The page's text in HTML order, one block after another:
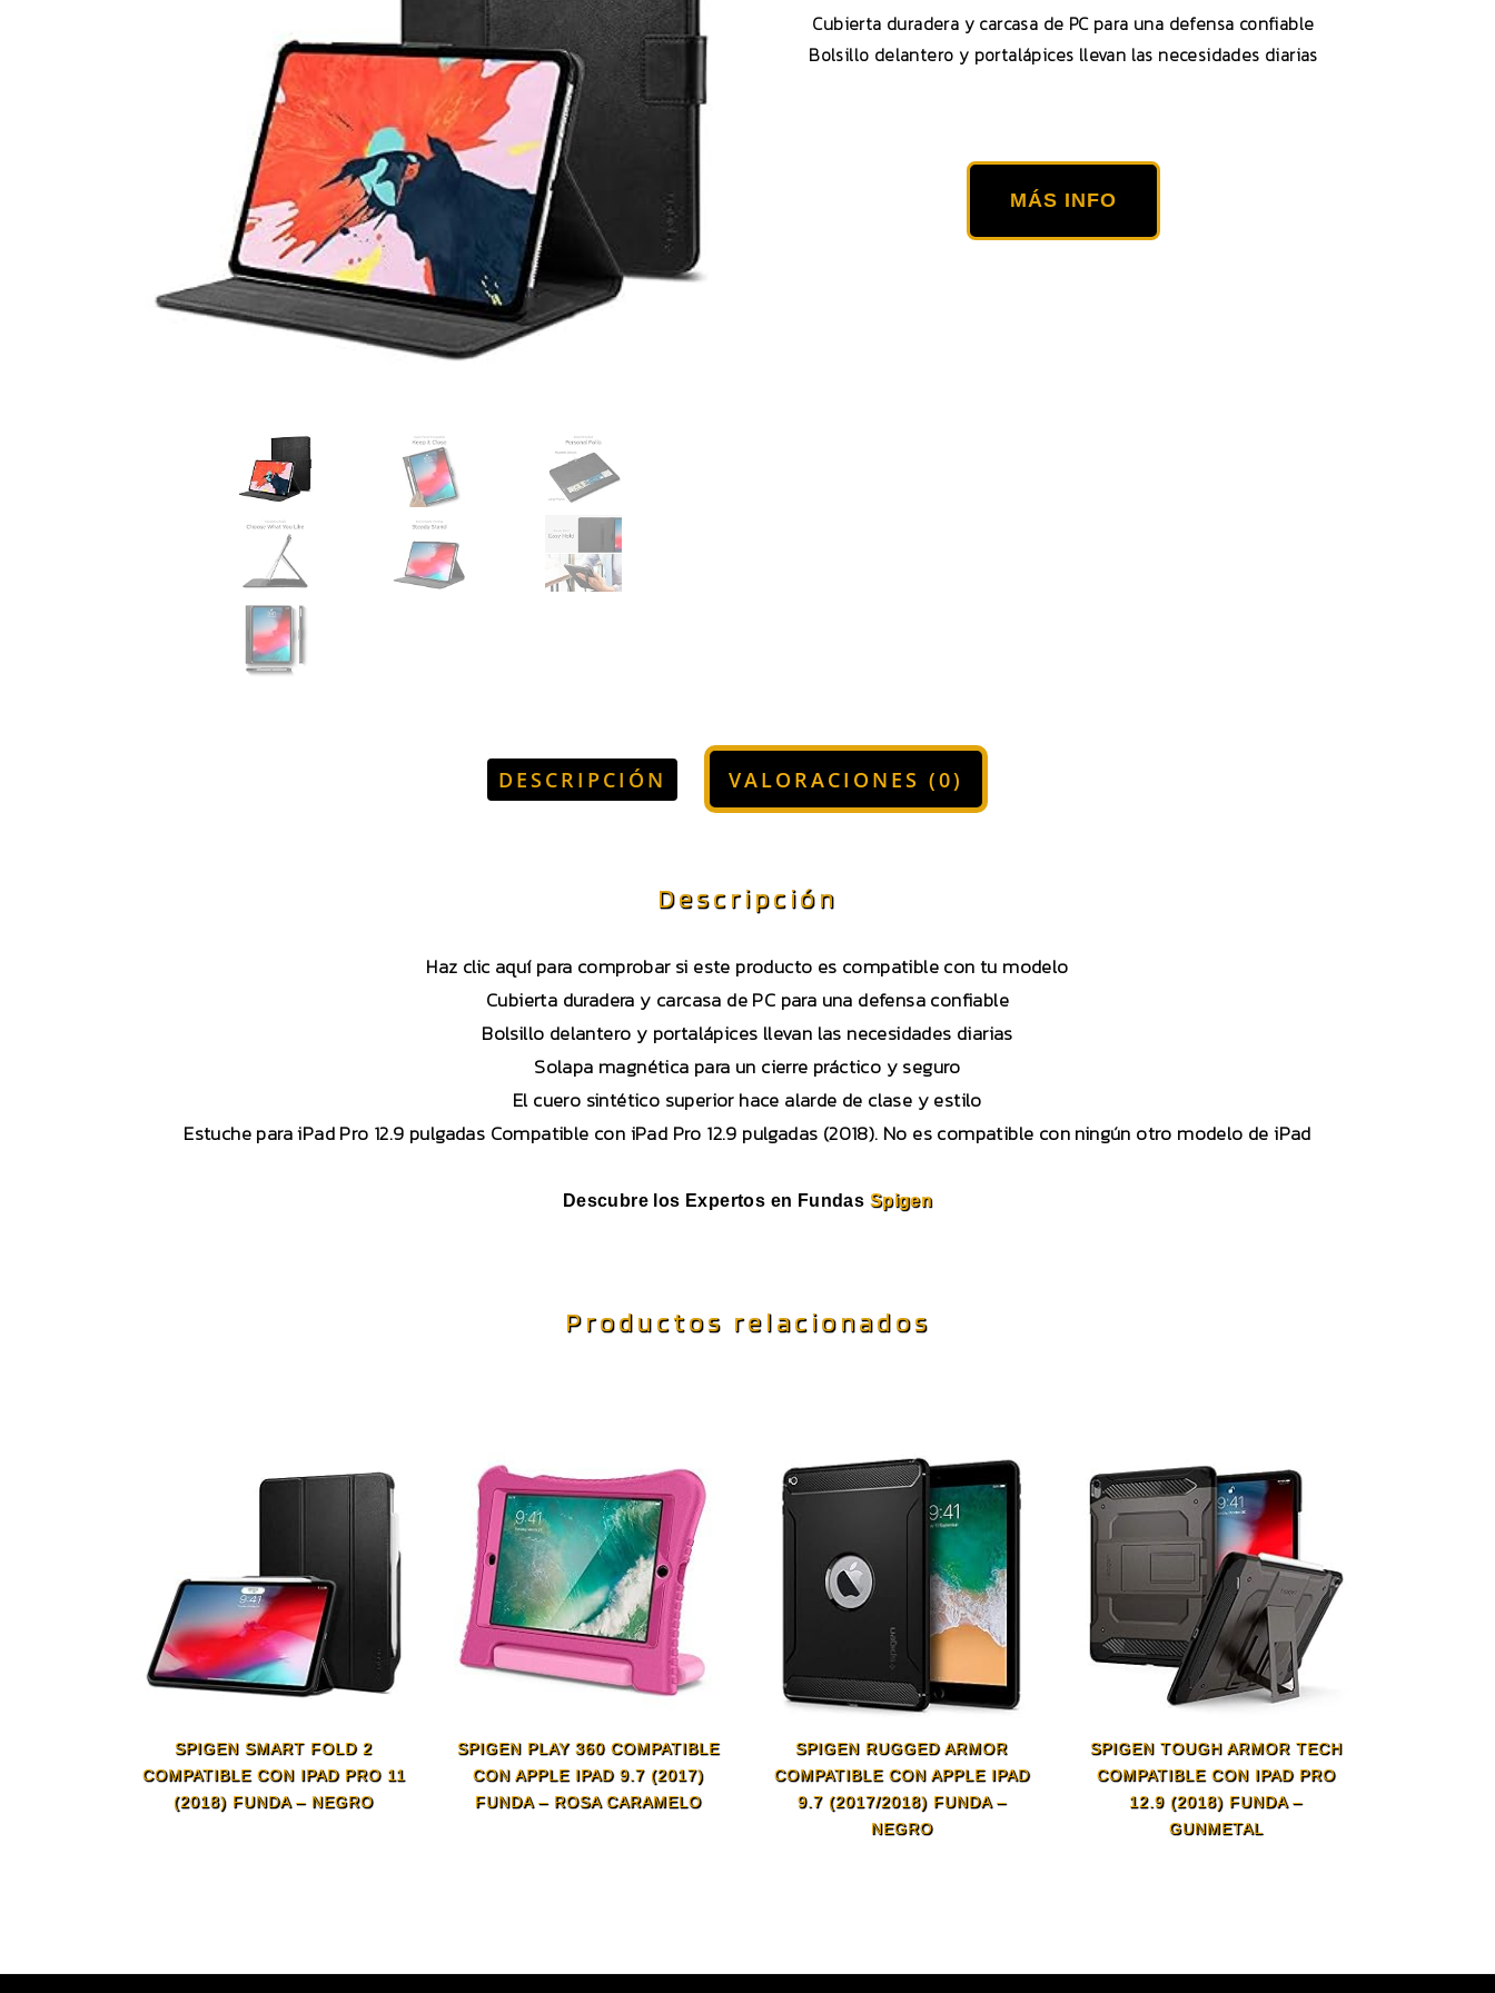
Cubierta duradera y carcasa de PC para una defensa confiable
Bolsillo delantero y portalápices llevan las necesidades diarias
MÁS INFO
DESCRIPCIÓN VALORACIONES (0)
Descripción
Haz clic aquí para comprobar si este producto es compatible con tu modelo
Cubierta duradera y carcasa de PC para una defensa confiable
Bolsillo delantero y portalápices llevan las necesidades diarias
Solapa magnética para un cierre práctico y seguro
El cuero sintético superior hace alarde de clase y estilo
Estuche para iPad Pro 12.9 pulgadas Compatible con iPad Pro 12.9 pulgadas (2018). No es compatible con ningún otro modelo de iPad
Descubre los Expertos en Fundas Spigen
Productos relacionados
SPIGEN SMART FOLD 2
COMPATIBLE CON IPAD PRO 11
(2018) FUNDA – NEGRO
SPIGEN PLAY 360 COMPATIBLE
CON APPLE IPAD 9.7 (2017)
FUNDA – ROSA CARAMELO
SPIGEN RUGGED ARMOR
COMPATIBLE CON APPLE IPAD
9.7 (2017/2018) FUNDA –
NEGRO
SPIGEN TOUGH ARMOR TECH
COMPATIBLE CON IPAD PRO
12.9 (2018) FUNDA –
GUNMETAL